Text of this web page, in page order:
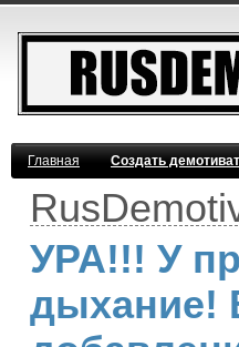
Главная Создать
УРА!!! У
дыхание!